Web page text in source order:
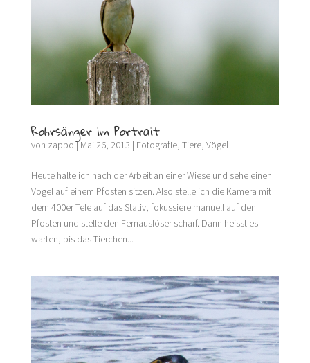
Rohrsänger im Portrait
von zappo|Mai 26, 2013 | Fotografie, Tiere, Vögel
Heute halte ich nach der Arbeit an einer Wiese und sehe einen
Vogel auf einem Pfosten sitzen. Also stelle ich die Kamera mit
dem 400er Tele auf das Stativ, fokussiere manuell auf den
Pfosten und stelle den Fernauslöser scharf. Dann heisst es
warten, bis das Tierchen...